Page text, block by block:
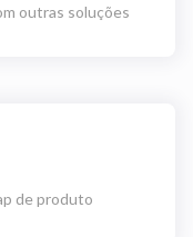
outras soluções
de produto